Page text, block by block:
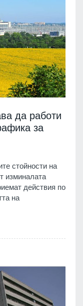
да работи
за
стойности на
изминалата
действия по
на